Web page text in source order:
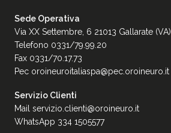
Sede Operativa
Via XX Settembre, 6 21013 Gallarate (VA)
Telefono 0331/79.99.20
Fax 0331/70.17.73
Pec oroineuroitaliaspa@pec.oroineuro.it
Servizio Clienti
Mail servizio.clienti@oroineuro.it
WhatsApp 334 1505577